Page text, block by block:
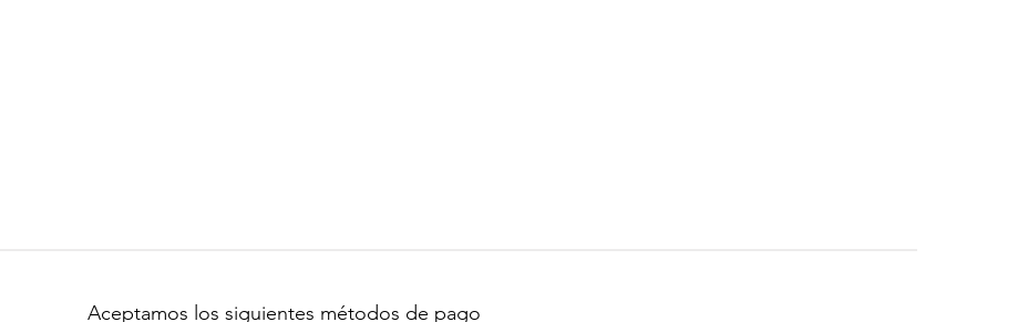
Aceptamos los siguientes métodos de pago